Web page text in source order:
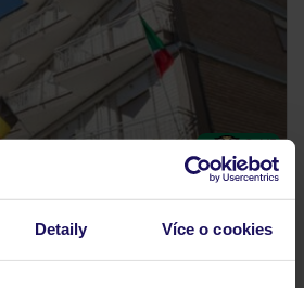
Detaily Více o cookies
3.4/5
363 hodnocení